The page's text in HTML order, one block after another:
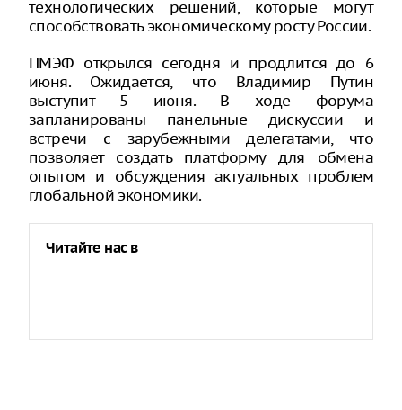
технологических решений, которые могут
способствовать экономическому росту России.
ПМЭФ открылся сегодня и продлится до 6
июня. Ожидается, что Владимир Путин
выступит 5 июня. В ходе форума
запланированы панельные дискуссии и
встречи с зарубежными делегатами, что
позволяет создать платформу для обмена
опытом и обсуждения актуальных проблем
глобальной экономики.
Читайте нас в